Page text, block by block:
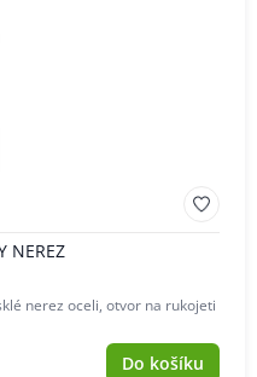
NEREZ
nerez oceli, otvor na rukojeti
Do košíku